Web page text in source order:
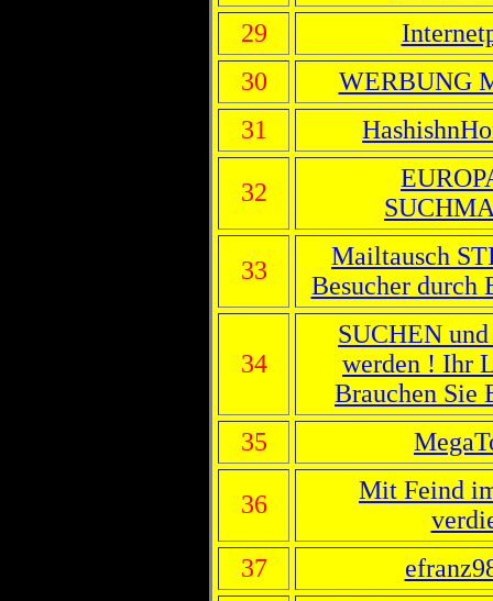
29
30
WERBUNG
31
32
33
Mailtausch
Besucher durch
34
SUCHEN
werden ! Ihr
Brauchen Sie
35
36
Mit Feind
37